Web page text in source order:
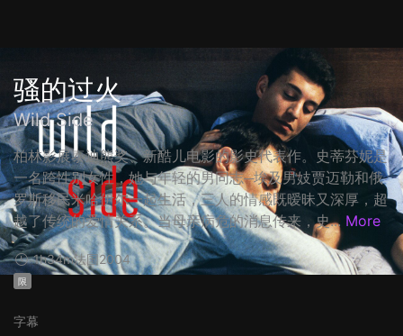
骚的过火
Wild Side
柏林影展泰迪熊奖、新酷儿电影的影史代表作。史蒂芬妮是
一名跨性别女性，她与年轻的男同志─埃及男妓贾迈勒和俄
罗斯移民米哈伊尔一起生活，三人的情感既暧昧又深厚，超
越了传统的爱情关系。当母亲病危的消息传来，史... More
1h34m法国2004
限
字幕